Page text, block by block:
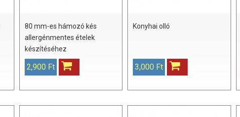
80 mm-es hámozó kés
allergénmentes ételek
készítéséhez
2,900 Ft
Konyhai olló
3,000 Ft